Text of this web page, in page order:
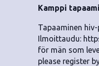
Kamppi
Tapaaminen
Ilmoittaudu:
för män som
please register